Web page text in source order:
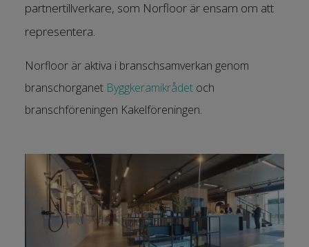
partnertillverkare, som Norfloor är ensam om att
representera.
Norfloor är aktiva i branschsamverkan genom
branschorganet Byggkeramikrådetoch
branschföreningen Kakelföreningen.